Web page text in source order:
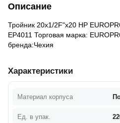
Описание
Тройник 20x1/2F"x20 НР
EP4011 Торговая марка:
бренда:Чехия
Характеристики
Материал корпуса
Ед. в упак.